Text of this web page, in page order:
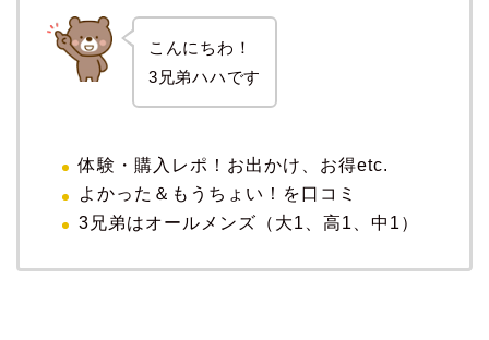
こんにちわ！
3兄弟ハハです
体験・購入レポ！お出かけ、お得etc.
よかった＆もうちょい！を口コミ
3兄弟はオールメンズ（大1、高1、中1）